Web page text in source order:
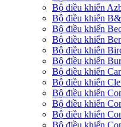
Bộ điều khiển
Bộ điều khiển
Bộ điều khiển
Bộ điều khiển
Bộ điều khiển
Bộ điều khiển
Bộ điều khiển
Bộ điều khiển
Bộ điều khiển
Bộ điều khiển
Bộ điều khiển
Bộ điều khiển